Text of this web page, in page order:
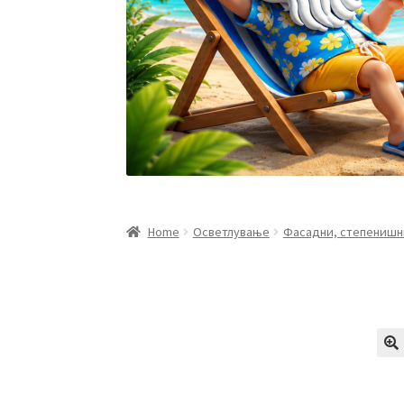
Home Осветлување Фасадни,